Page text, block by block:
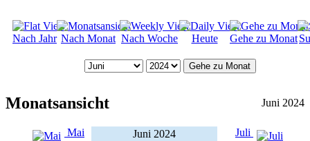
Nach Jahr Nach Monat Nach Woche Heute Gehe zu Monat
Gehe zu Monat
Monatsansicht Juni 2024
Mai Juni 2024
Juli